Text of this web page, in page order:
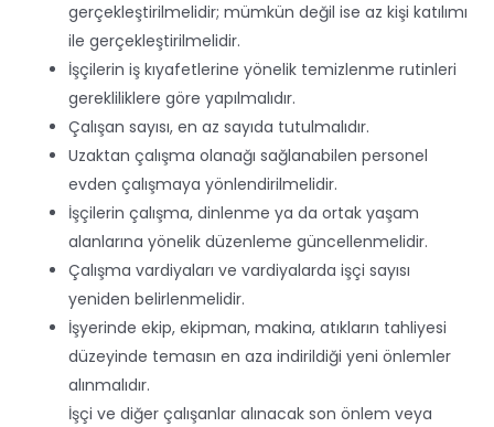
gerçekleştirilmelidir; mümkün değil ise az kişi katılımı
ile gerçekleştirilmelidir.
İşçilerin iş kıyafetlerine yönelik temizlenme rutinleri
gerekliliklere göre yapılmalıdır.
Çalışan sayısı, en az sayıda tutulmalıdır.
Uzaktan çalışma olanağı sağlanabilen personel
evden çalışmaya yönlendirilmelidir.
İşçilerin çalışma, dinlenme ya da ortak yaşam
alanlarına yönelik düzenleme güncellenmelidir.
Çalışma vardiyaları ve vardiyalarda işçi sayısı
yeniden belirlenmelidir.
İşyerinde ekip, ekipman, makina, atıkların tahliyesi
düzeyinde temasın en aza indirildiği yeni önlemler
alınmalıdır.
İşçi ve diğer çalışanlar alınacak son önlem veya